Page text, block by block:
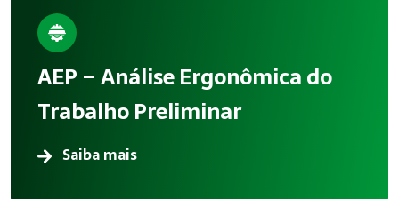
AEP – Análise Ergonômica do
Trabalho Preliminar
Saiba mais